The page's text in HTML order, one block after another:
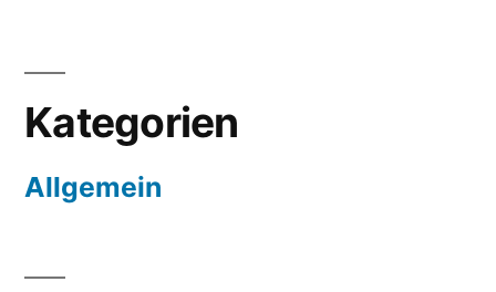
Kategorien
Allgemein